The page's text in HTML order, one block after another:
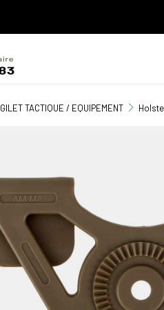
GILET TACTIQUE / EQUIPEMENT